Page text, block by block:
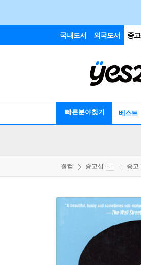
국내도서 외국도서 중
빠른분야찾기 베스트
웰컴 중고샵 중고